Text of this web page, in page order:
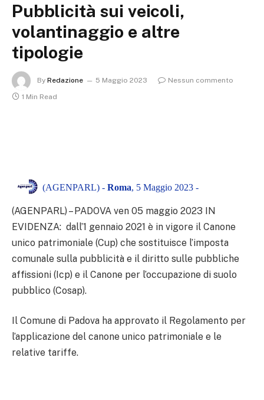
Pubblicità sui veicoli,
volantinaggio e altre
tipologie
By Redazione 5 Maggio 2023
Nessun commento
1 Min Read
(AGENPARL) - Roma, 5 Maggio 2023 -
(AGENPARL) – PADOVA ven 05 maggio 2023 IN
EVIDENZA: dall’1 gennaio 2021 è in vigore il Canone
unico patrimoniale (Cup) che sostituisce l’imposta
comunale sulla pubblicità e il diritto sulle pubbliche
affissioni (Icp) e il Canone per l’occupazione di suolo
pubblico (Cosap).
Il Comune di Padova ha approvato il Regolamento per
l’applicazione del canone unico patrimoniale e le
relative tariffe.